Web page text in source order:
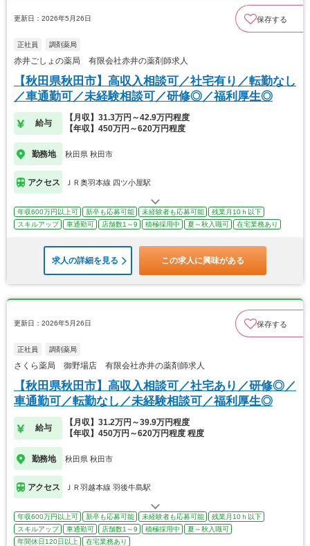
更新日：2026年5月26日 保存する
正社員 調剤薬局
赤井ごしょの薬局 有限会社赤井の薬剤師求人
【秋田県秋田市】高収入相談可／社宅有り／転勤なし
／車通勤可／未経験相談可／研修◎／福利厚生◎
給与
【月収】31.3万円～42.9万円程度
【年収】450万円～620万円程度
勤務地 秋田県 秋田市
アクセス ＪＲ奥羽本線 四ツ小屋駅
年収600万円以上可 新卒も応募可能 未経験者も応募可能
残業月10ｈ以下
スキルアップ
車通勤可 店舗数1～9 積極採用中 夏～秋入職可 在宅業務あり
求人の詳細を見る この求人に興味がある
更新日：2026年5月26日 保存する
正社員 調剤薬局
さくら薬局 御野場店 有限会社赤井の薬剤師求人
【秋田県秋田市】高収入相談可／社宅あり／研修◎／
車通勤可／転勤なし／未経験相談可／福利厚生◎
給与
【月収】31.2万円～39.9万円程度
【年収】450万円～620万円程度 程度
勤務地 秋田県 秋田市
アクセス ＪＲ羽越本線 羽後牛島駅
年収600万円以上可 新卒も応募可能 未経験者も応募可能
残業月10ｈ以下
スキルアップ
車通勤可 店舗数1～9 積極採用中
夏～秋入職可
年間休日120日以上
在宅業務あり